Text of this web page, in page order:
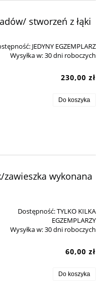
stworzeń z łąki
JEDYNY EGZEMPLARZ
Wysyłka w:30 dni roboczych
230,00 zł
Do koszyka
zawieszka wykonana
Dostępność:TYLKO KILKA
EGZEMPLARZY
Wysyłka w:30 dni roboczych
60,00 zł
Do koszyka